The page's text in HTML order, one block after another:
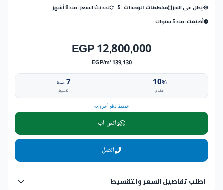
يطل على البحر مخططات الوحدات 5
تحديث السعر: منذ 8 أشهر
أضيفت: منذ 5 سنوات
12,800,000 EGP
139,130 EGP/m²
10%
مقدم
7سنة
تقسيط
خطط دفع أخرى
واتس اب
اتصل
اطلب تفاصيل السعر والتقسيط